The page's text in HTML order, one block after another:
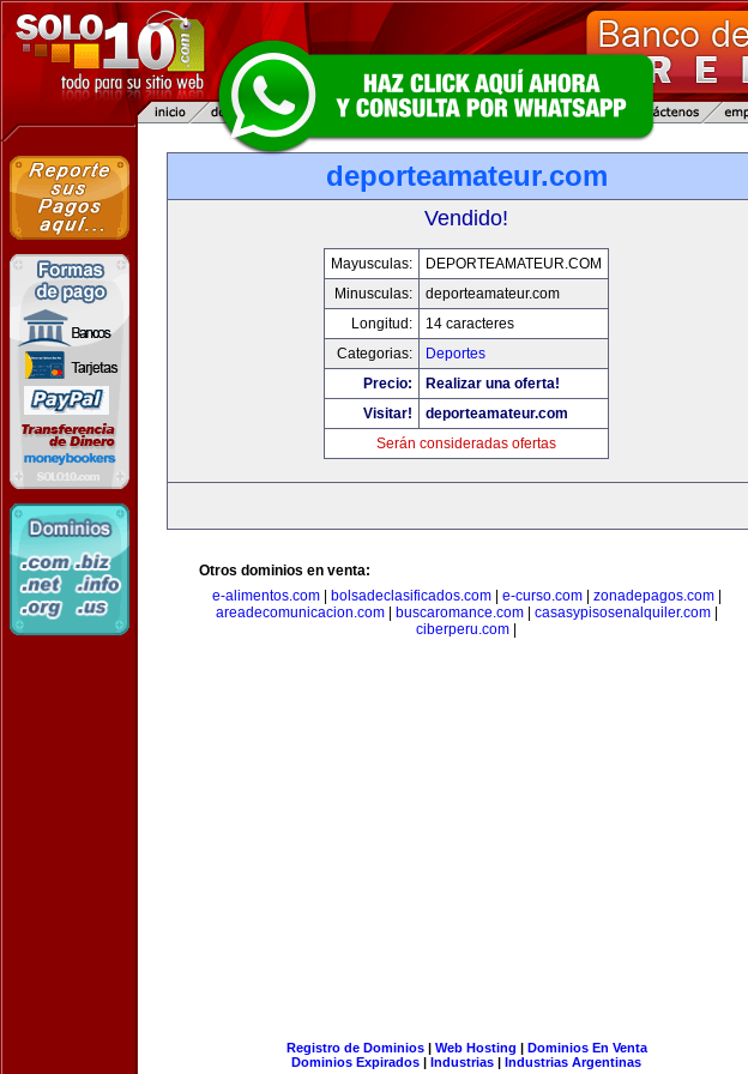
deporteamateur.com
Vendido!
Mayusculas:
DEPORTEAMATEUR.COM
Minusculas:
deporteamateur.com
Longitud:
14 caracteres
Categorias:
Deportes
Precio:
Realizar una oferta!
Visitar!
deporteamateur.com
Serán consideradas ofertas
Otros dominios en venta:
e-alimentos.com| bolsadeclasificados.com| e-curso.com| zonadepagos.com|
areadecomunicacion.com| buscaromance.com| casasypisosenalquiler.com|
ciberperu.com
Registro de Dominios| Web Hosting | Dominios En Venta
Dominios Expirados | Industrias | Industrias Argentinas